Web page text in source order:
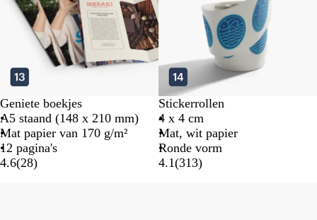
Geniete boekjes
A5 staand (148 x 210 mm)
Mat papier van 170 g/m²
12 pagina's
4.6(28)
Stickerrollen
4 x 4 cm
Mat, wit papier
Ronde vorm
4.1(313)